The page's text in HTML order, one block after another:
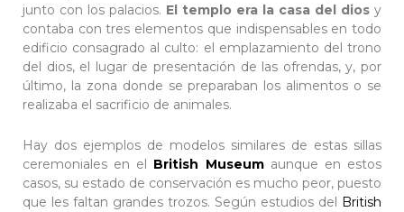
junto con los palacios. El templo era la casa del dios y
contaba con tres elementos que indispensables en todo
edificio consagrado al culto: el emplazamiento del trono
del dios, el lugar de presentación de las ofrendas, y, por
último, la zona donde se preparaban los alimentos o se
realizaba el sacrificio de animales.
Hay dos ejemplos de modelos similares de estas sillas
ceremoniales en el British Museumaunque en estos
casos, su estado de conservación es mucho peor, puesto
que les faltan grandes trozos. Según estudios del British